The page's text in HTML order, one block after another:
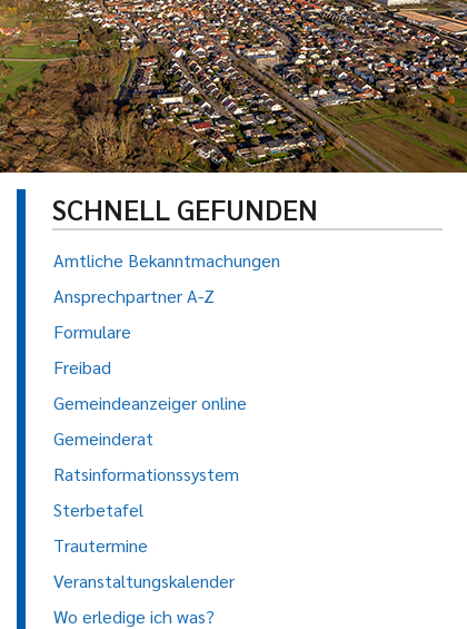
SCHNELL GEFUNDEN
Amtliche Bekanntmachungen
Ansprechpartner A-Z
Formulare
Freibad
Gemeindeanzeiger online
Gemeinderat
Ratsinformationssystem
Sterbetafel
Trautermine
Veranstaltungskalender
Wo erledige ich was?